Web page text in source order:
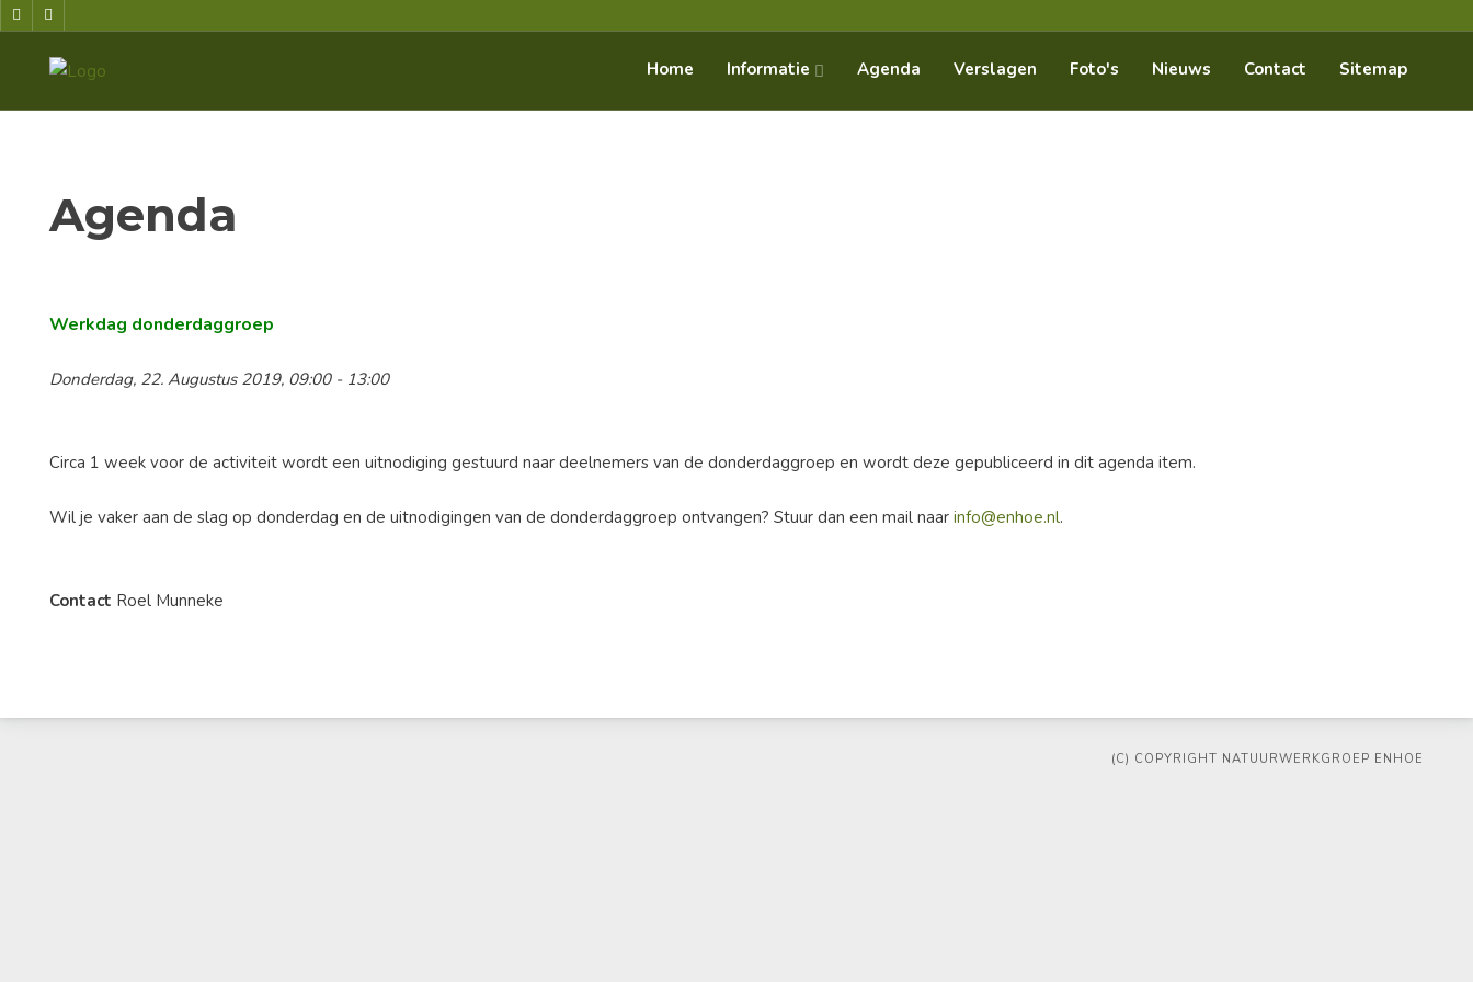
Home Informatie Agenda Verslagen Foto's Nieuws Contact Sitemap
Agenda
Werkdag donderdaggroep
Donderdag, 22. Augustus 2019, 09:00 - 13:00
Circa 1 week voor de activiteit wordt een uitnodiging gestuurd naar deelnemers van de donderdaggroep en wordt deze gepubliceerd in dit agenda item.
Wil je vaker aan de slag op donderdag en de uitnodigingen van de donderdaggroep ontvangen? Stuur dan een mail naar info@enhoe.nl.
Contact Roel Munneke
(C) COPYRIGHT NATUURWERKGROEP ENHOE